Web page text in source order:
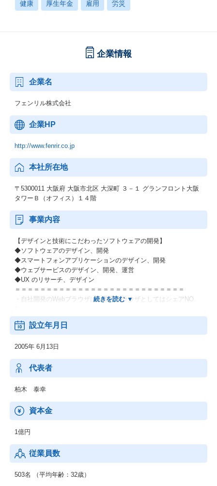
健康 厚生年金 雇用 労災
企業情報
企業名
フェンリル株式会社
企業HP
http://www.fenrir.co.jp
本社所在地
〒5300011 大阪府 大阪市北区 大深町 ３－１ グランフロント大阪
タワーＢ（オフィス）１４階
事業内容
【デザインと技術にこだわったソフトウェアの開発】
◆ソフトウェアのデザイン、開発
◆スマートフォンアプリケーションのデザイン、開発
◆ウェブサービスのデザイン、開発、運営
◆UX のリサーチ、デザイン
＝＝＝＝＝＝＝＝＝＝＝＝＝＝＝＝＝＝＝＝＝＝＝＝＝＝＝
・自社開発のWebブラウザは、国産ブラウザとしてはシェアNO.
・現在はiPhone、Android含めたスマートフォンアプリ開発が大き
く躍進しています。
設立年月日
2005年 6月13日
代表者
柏木 泰幸
資本金
1億円
従業員数
503名 （平均年齢：32歳）